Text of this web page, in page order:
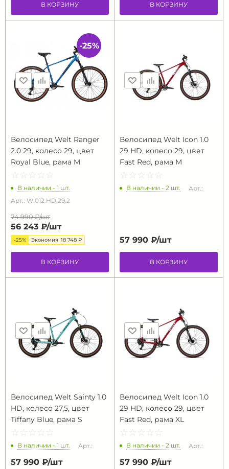
В КОРЗИНУ В КОРЗИНУ
Велосипед Welt Ranger
2.0 29, колесо 29, цвет
Royal Blue, рама M
☆ ☆ ☆ ☆ ☆
★ ★ ★ ★ ★
В наличии - 1 шт.
Арт.: W.012.HD.29.2
74 990 ₽/шт
56 243 ₽/шт
-25% Экономия 18 748 ₽
В КОРЗИНУ
-25%
Велосипед Welt Icon 1.0
29 HD, колесо 29, цвет
Fast Red, рама M
☆ ☆ ☆ ☆ ☆
★ ★ ★ ★ ★
В наличии - 2 шт. Арт.:
57 990 ₽/шт
В КОРЗИНУ
Велосипед Welt Sainty 1.0
HD, колесо 27,5, цвет
Tiffany Blue, рама S
☆ ☆ ☆ ☆ ☆
★ ★ ★ ★ ★
В наличии - 1 шт. Арт.:
57 990 ₽/шт
Велосипед Welt Icon 1.0
29 HD, колесо 29, цвет
Fast Red, рама XL
☆ ☆ ☆ ☆ ☆
★ ★ ★ ★ ★
В наличии - 2 шт. Арт.:
57 990 ₽/шт